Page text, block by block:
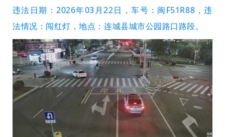
违法日期：2026年03月22日，车号：闽F51R88，违
法情况：闯红灯，地点：连城县城市公园路口路段。